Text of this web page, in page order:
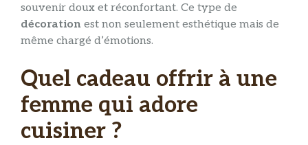
souvenir doux et réconfortant. Ce type de
décoration est non seulement esthétique mais de
même chargé d’émotions.
Quel cadeau offrir à une
femme qui adore
cuisiner ?